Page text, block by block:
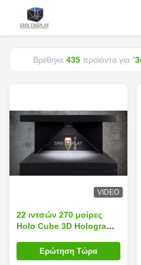
Βρέθηκε 435προϊόντα για "
VIDEO
22 ιντσών 270 μοίρες
Holo Cube 3D Hologram
Πυραμίδα Full HD
Ανάλυση
Ερώτηση Τώρα